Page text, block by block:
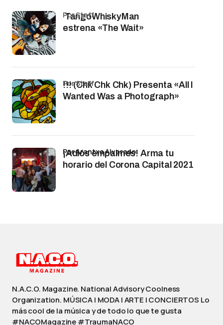
TangoWhiskyMan
estrena «The Wait»
por Staff
!!! (Chk Chk Chk) Presenta «All I
Wanted Was a Photograph»
por Staff
¡Adiós empalmes! Arma tu
horario del Corona Capital 2021
por Arantxa Alvarado
N.A.C.O. Magazine. National Advisory Coolness
Organization. MÚSICA | MODA | ARTE | CONCIERTOS Lo
más cool de la música y de todo lo que te gusta
#NACOMagazine #TraumaNACO